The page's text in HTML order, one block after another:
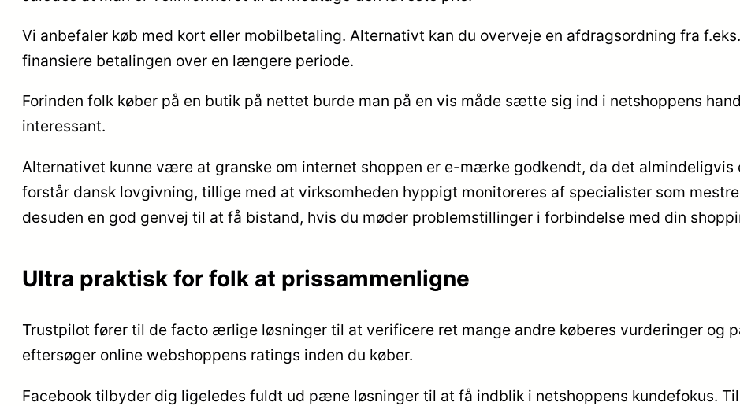
Vi anbefaler køb med kort eller mobilbetaling. Alternativt kan du overveje en afdragsordning fra
finansiere betalingen over en længere periode.
Forinden folk køber på en butik på nettet burde man på en vis måde sætte sig ind i netshoppens
interessant.
Alternativet kunne være at granske om internet shoppen er e-mærke godkendt, da det almindeligvis
forstår dansk lovgivning, tillige med at virksomheden hyppigt monitoreres af specialister som
desuden en god genvej til at få bistand, hvis du møder problemstillinger i forbindelse med din
Ultra praktisk for folk at prissammenligne
Trustpilot fører til de facto ærlige løsninger til at verificere ret mange andre køberes vurderinger og
eftersøger online webshoppens ratings inden du køber.
Facebook tilbyder dig ligeledes fuldt ud pæne løsninger til at få indblik i netshoppens kundefokus.